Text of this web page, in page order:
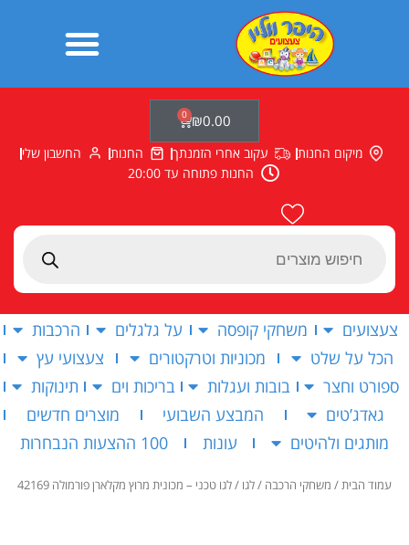
Products
₪0.00
0
עגלת
קניות
מיקום החנות עקוב אחרי הזמנתך החנות
החשבון שלי
החנות פתוחה עד 20:00
צעצועים משחקי קופסה על גלגלים
הרכבות
הכל על שלט
מכוניות וטרקטורים
צעצועי עץ
ספורט וחצר
בובות ועגלות בריכות וים
תינוקות
גאדג’טים
המבצע השבועי
מוצרים חדשים
מותגים ולהיטים
עונות 100 ההצעות הנבחרות
עמוד הבית/ משחקי הרכבה /לגו / לגו טכני – מכונית מרוץ מקלארן פורמולה 42169